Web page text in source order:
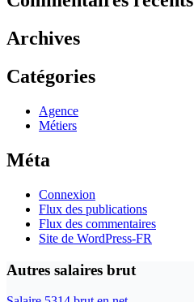
Archives
Catégories
Agence
Métiers
Méta
Connexion
Flux des publications
Flux des commentaires
Site de WordPress-FR
Autres salaires brut